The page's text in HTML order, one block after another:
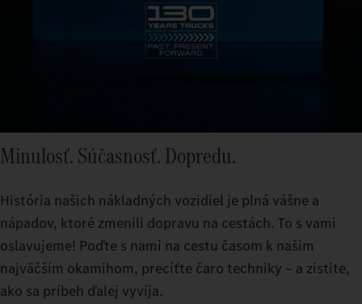
Minulosť. Súčasnosť. Dopredu.
História našich nákladných vozidiel je plná vášne a
nápadov, ktoré zmenili dopravu na cestách. To s vami
oslavujeme! Poďte s nami na cestu časom k našim
najväčším okamihom, precíťte čaro techniky – a zistite,
ako sa príbeh ďalej vyvíja.